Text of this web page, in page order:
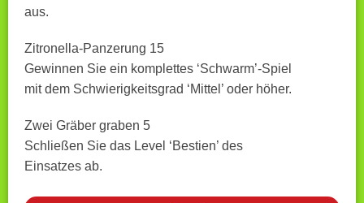
aus.
Zitronella-Panzerung 15
Gewinnen Sie ein komplettes ‘Schwarm’-Spiel
mit dem Schwierigkeitsgrad ‘Mittel’ oder höher.
Zwei Gräber graben 5
Schließen Sie das Level ‘Bestien’ des
Einsatzes ab.